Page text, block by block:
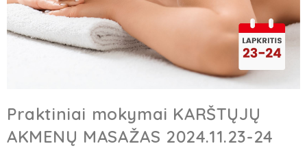
Praktiniai mokymai KARŠTŲJŲ
AKMENŲ MASAŽAS 2024.11.23-24